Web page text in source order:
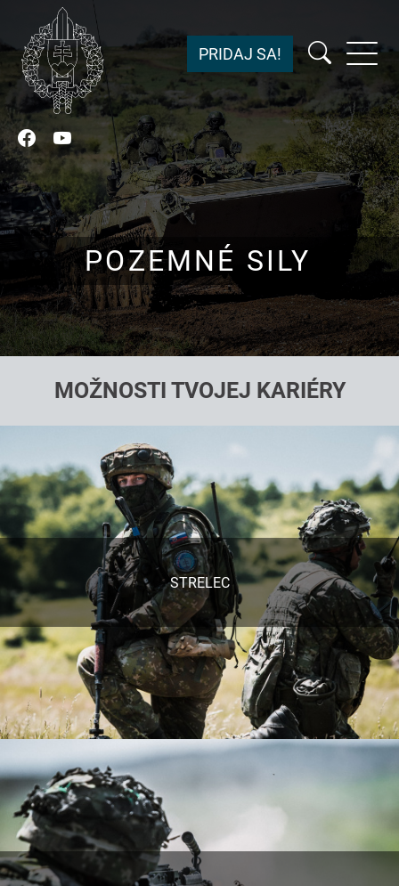
FacebookYouTube
PRIDAJ SA!
POZEMNÉ SILY
MOŽNOSTI TVOJEJ KARIÉRY
STRELEC